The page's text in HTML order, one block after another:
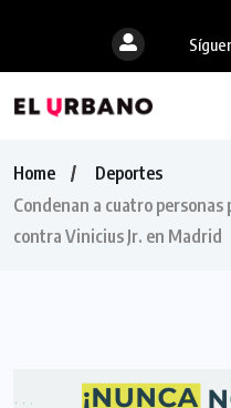
Home
Deportes
Condenan a cuatro
contra Vinicius Jr. en Madrid